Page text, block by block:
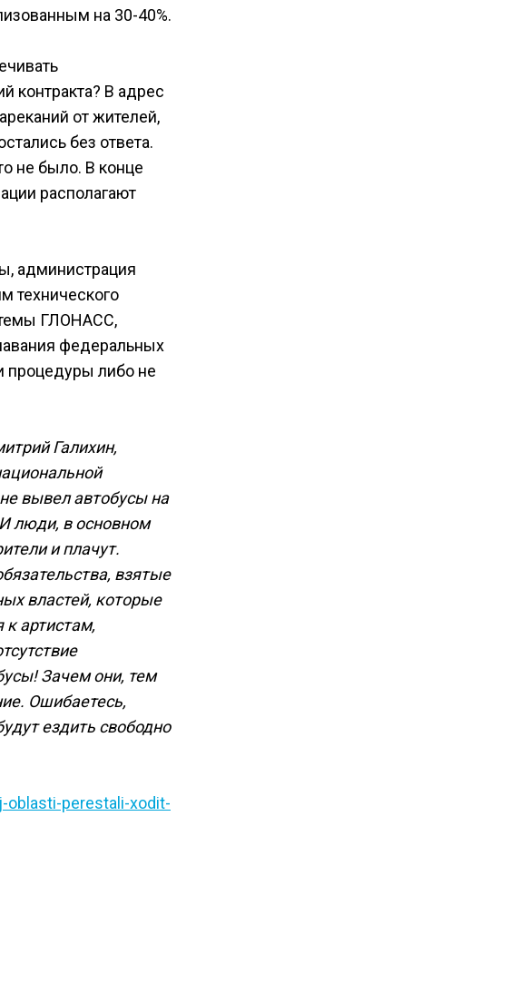
на 30-40%.
контракта? В адрес
от жителей,
без ответа.
не было. В конце
располагают
администрация
технического
ГЛОНАСС,
федеральных
процедуры либо не
Галихин,
вывел автобусы на
люди, в основном
и плачут.
взятые
властей, которые
артистам,
Зачем они, тем
Ошибаетесь,
ездить свободно
oblasti-perestali-xodit-